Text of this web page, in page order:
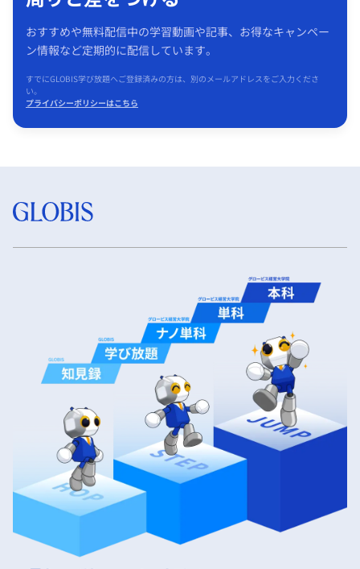
おすすめや無料配信中の学習動画や記事、お得なキャンペー
ン情報など定期的に配信しています。
すでにGLOBIS学び放題へご登録済みの方は、別のメールアドレスをご入力くださ
い。
プライバシーポリシーはこちら